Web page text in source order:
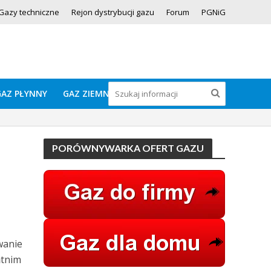
techniczne Rejon dystrybucji gazu Forum PGNiG
PŁYNNY GAZ ZIEMNY
PORÓWNYWARKA OFERT GAZU